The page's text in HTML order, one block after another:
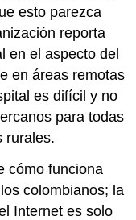
esto parezca
reporta
en el aspecto del
en áreas remotas
es difícil y no
para todas
rurales.
cómo funciona
colombianos; la
Internet es solo